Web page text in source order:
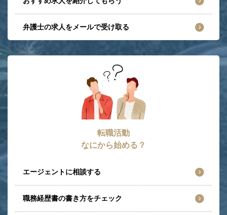
弁護士の求人をメールで受け取る
転職活動
なにから始める？
エージェントに相談する
職務経歴書の書き方をチェック